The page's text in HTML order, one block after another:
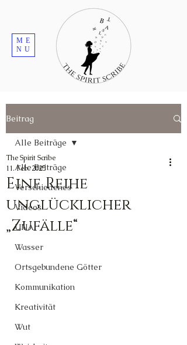
ME
NU
Beitrag
Alle Beiträge
Verschiedenes
Videos
UNA
Wasser
Ortsgebundene Götter
Kommunikation
Kreativität
Wut
Alle Beiträge
Eine Reihe
unglücklicher
„Zufälle“
The Spirit Scribe
11. Feb. 2025